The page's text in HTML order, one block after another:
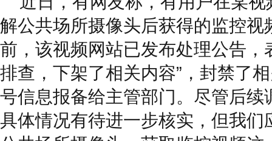
解公共场所摄像头后获得的监控视
前，该视频网站已发布处理公告，
排查，下架了相关内容”，封禁了
号信息报备给主管部门。尽管后续
具体情况有待进一步核实，但我们